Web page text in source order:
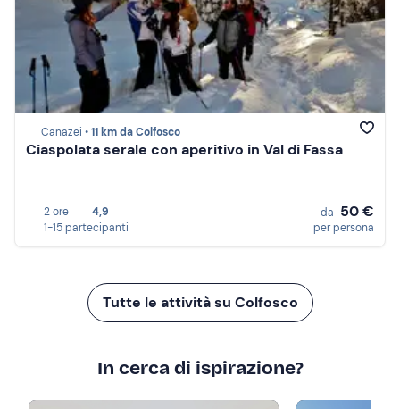
Canazei •11 km da Colfosco
Ciaspolata serale con aperitivo in Val di Fassa
2 ore
4,9
1-15 partecipanti
da 50 €
per persona
Tutte le attività su Colfosco
In cerca di ispirazione?